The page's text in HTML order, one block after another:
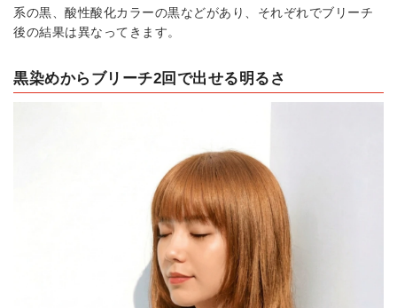
系の黒、酸性酸化カラーの黒などがあり、それぞれでブリーチ
後の結果は異なってきます。
黒染めからブリーチ2回で出せる明るさ